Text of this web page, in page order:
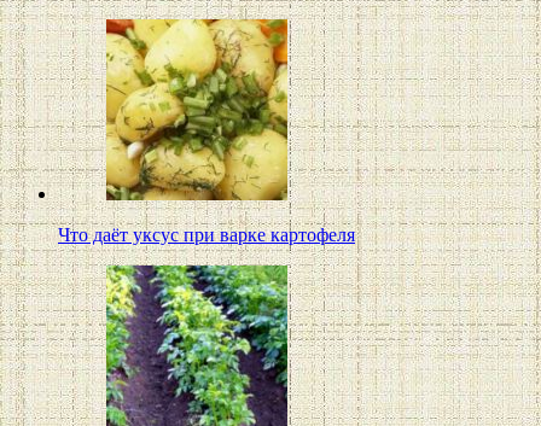
Что даёт уксус при варке картофеля